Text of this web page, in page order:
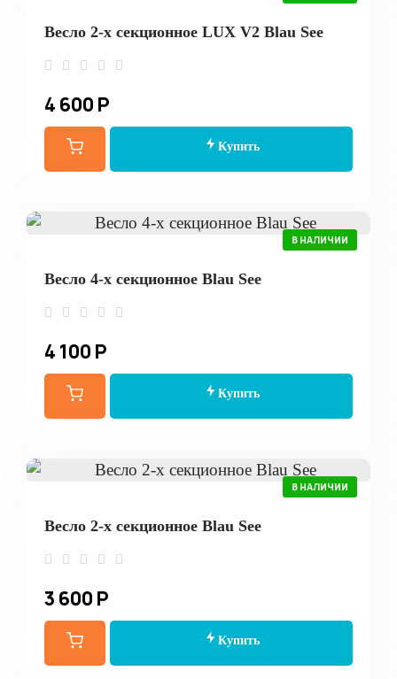
Весло 2-х секционное LUX V2 Blau See
4 600 Р
Купить
В НАЛИЧИИ
Весло 4-х секционное Blau See
4 100 Р
Купить
В НАЛИЧИИ
Весло 2-х секционное Blau See
3 600 Р
Купить